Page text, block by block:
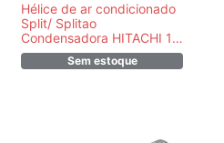
Hélice de ar condicionado
Split/ Splitao
Condensadora HITACHI 18
24 30 BTUS D43337A -
PEÇA ORIGINAL
Sem estoque